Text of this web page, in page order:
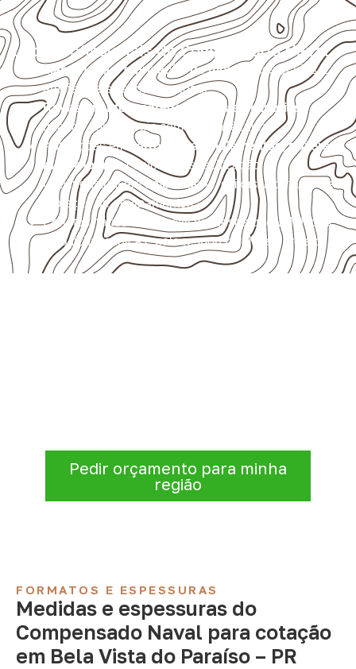
Usos profissionais do Compensado Naval
Marcenaria e fabricação de móveis
destinados a
ambientes sujeitos à umidade.
Revestimentos, paredes, pisos e divisórias
quando compatíveis com a ficha técnica.
Aplicações em
carrocerias, implementos, trailers e
motorhomes, conforme especificação.
Uso industrial em embalagens, caixas, montagem e
proteção de equipamentos.
Projetos náuticos específicos, desde que validados
pela ficha técnica e pelo responsável pelo projeto.
Pedir orçamento para minha
região
FORMATOS E ESPESSURAS
Medidas e espessuras do
Compensado Naval para cotação
em Bela Vista do Paraíso – PR